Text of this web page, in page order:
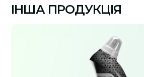
ІНША ПРОДУКЦІЯ